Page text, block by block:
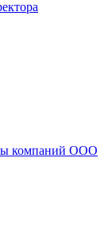
компаний ООО